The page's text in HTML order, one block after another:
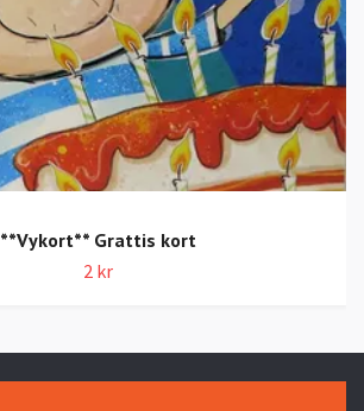
**Vykort** Grattis kort
2 kr